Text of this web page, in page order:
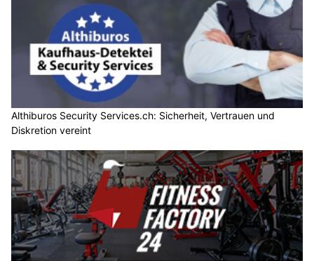
Althiburos Security Services.ch: Sicherheit, Vertrauen und
Diskretion vereint